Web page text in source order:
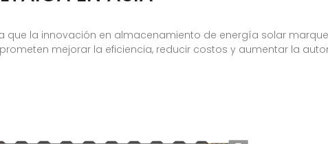
que la innovación en almacenamiento de energía solar
mejorar la eficiencia, reducir costos y aumentar la